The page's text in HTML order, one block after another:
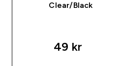
Clear/Black
49 kr‎